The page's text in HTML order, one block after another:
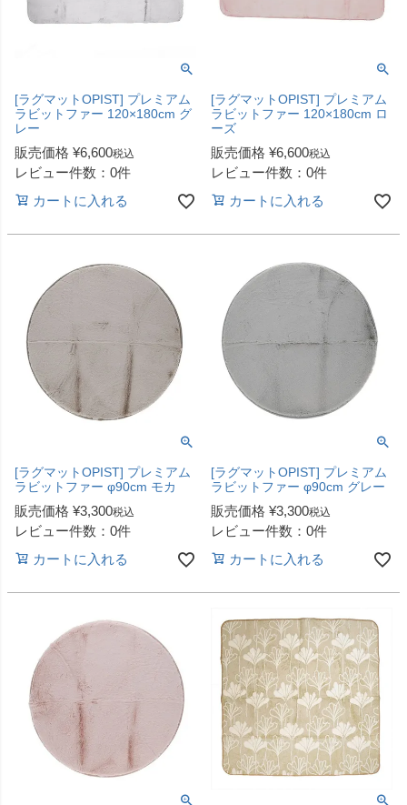
[ラグマットOPIST] プレミアム
ラビットファー 120×180cm グ
レー
販売価格 ¥6,600税込
レビュー件数：0件
カートに入れる
[ラグマットOPIST] プレミアム
ラビットファー 120×180cm ロ
ーズ
販売価格 ¥6,600税込
レビュー件数：0件
カートに入れる
[ラグマットOPIST] プレミアム
ラビットファー φ90cm モカ
販売価格 ¥3,300税込
レビュー件数：0件
カートに入れる
[ラグマットOPIST] プレミアム
ラビットファー φ90cm グレー
販売価格 ¥3,300税込
レビュー件数：0件
カートに入れる